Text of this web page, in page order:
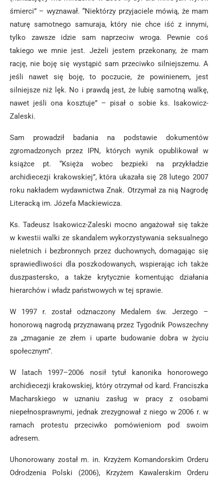
śmierci” – wyznawał. “Niektórzy przyjaciele mówią, że mam
naturę samotnego samuraja, który nie chce iść z innymi,
tylko zawsze idzie sam naprzeciw wroga. Pewnie coś
takiego we mnie jest. Jeżeli jestem przekonany, że mam
rację, nie boję się wystąpić sam przeciwko silniejszemu. A
jeśli nawet się boję, to poczucie, że powinienem, jest
silniejsze niż lęk. No i prawdą jest, że lubię samotną walkę,
nawet jeśli ona kosztuje” – pisał o sobie ks. Isakowicz-
Zaleski.
Sam prowadził badania na podstawie dokumentów
zgromadzonych przez IPN, których wynik opublikował w
książce pt. “Księża wobec bezpieki na przykładzie
archidiecezji krakowskiej”, która ukazała się 28 lutego 2007
roku nakładem wydawnictwa Znak. Otrzymał za nią Nagrodę
Literacką im. Józefa Mackiewicza.
Ks. Tadeusz Isakowicz-Zaleski mocno angażował się także
w kwestii walki ze skandalem wykorzystywania seksualnego
nieletnich i bezbronnych przez duchownych, domagając się
sprawiedliwości dla poszkodowanych, wspierając ich także
duszpastersko, a także krytycznie komentując działania
hierarchów i władz państwowych w tej sprawie.
W 1997 r. został odznaczony Medalem św. Jerzego –
honorową nagrodą przyznawaną przez Tygodnik Powszechny
za „zmaganie ze złem i uparte budowanie dobra w życiu
społecznym”.
W latach 1997–2006 nosił tytuł kanonika honorowego
archidiecezji krakowskiej, który otrzymał od kard. Franciszka
Macharskiego w uznaniu zasług w pracy z osobami
niepełnosprawnymi, jednak zrezygnował z niego w 2006 r. w
ramach protestu przeciwko pomówieniom pod swoim
adresem.
Uhonorowany został m. in. Krzyżem Komandorskim Orderu
Odrodzenia Polski (2006), Krzyżem Kawalerskim Orderu